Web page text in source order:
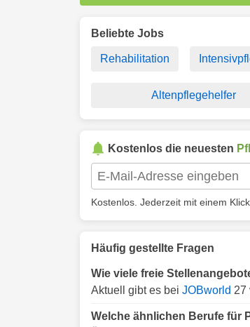
Beliebte Jobs
Rehabilitation
Altenpflegehelfer
Kostenlos die neuesten
Kostenlos. Jederzeit mit einem
Häufig gestellte Fragen
Wie viele freie
Aktuell gibt es bei JOBworld 27
Welche ähnlichen Berufe für